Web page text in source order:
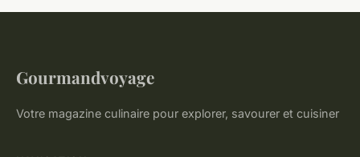
Gourmandvoyage
Votre magazine culinaire pour explorer, savourer et cuisiner